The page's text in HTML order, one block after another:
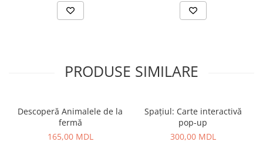
PRODUSE SIMILARE
Descoperă Animalele de la
fermă
165,00 MDL
Spațiul: Carte interactivă
pop-up
300,00 MDL